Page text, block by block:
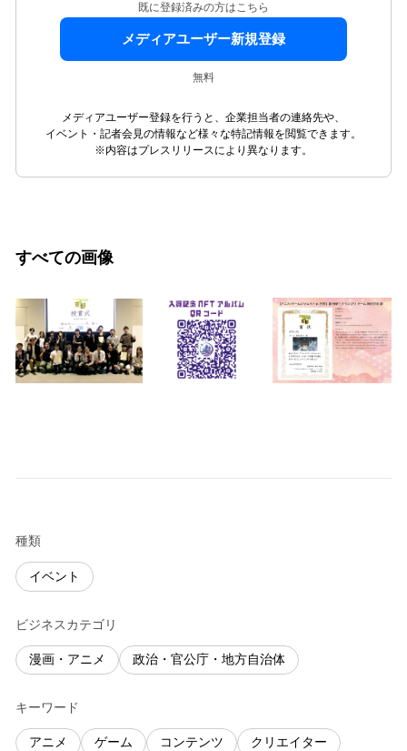
既に登録済みの方はこちら
メディアユーザー新規登録
無料
メディアユーザー登録を行うと、企業担当者の連絡先や、
イベント・記者会見の情報など様々な特記情報を閲覧できます。
※内容はプレスリリースにより異なります。
すべての画像
種類
イベント
ビジネスカテゴリ
漫画・アニメ 政治・官公庁・地方自治体
キーワード
アニメ ゲーム コンテンツ クリエイター